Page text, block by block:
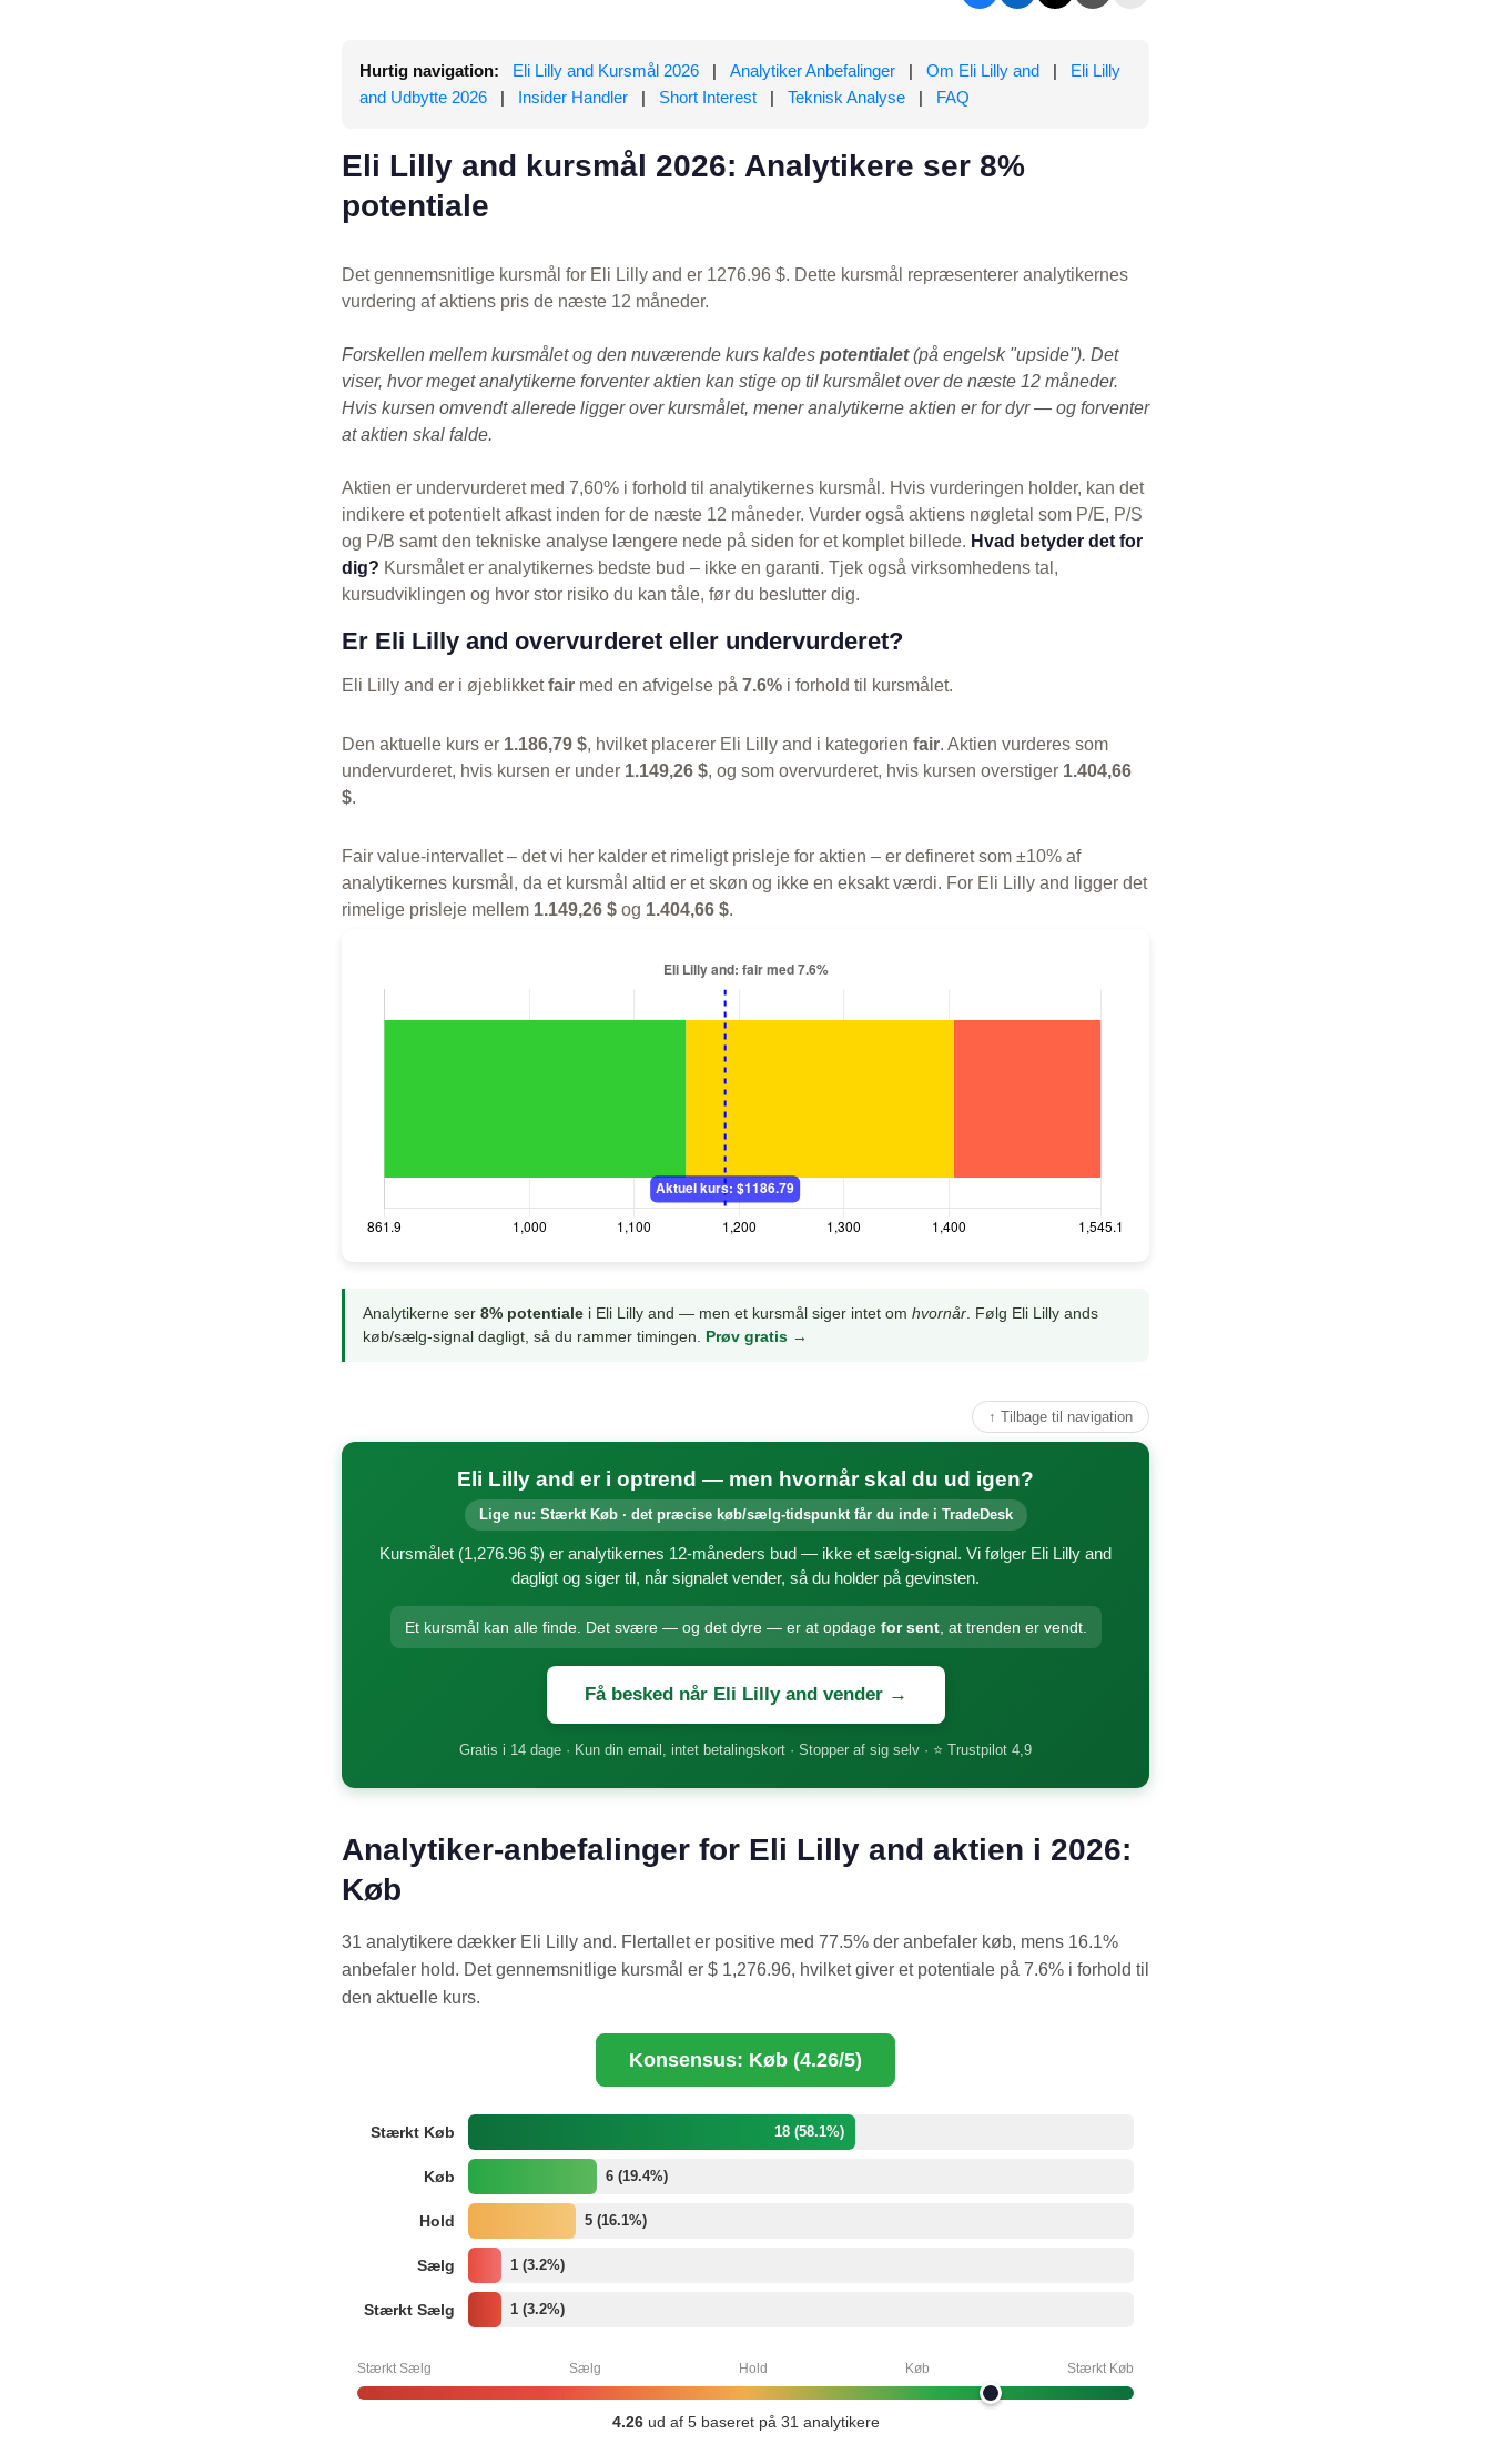
Hurtig navigation: Eli Lilly and Kursmål 2026 | Analytiker Anbefalinger | Om Eli Lilly and |
Eli Lilly
and Udbytte 2026
| Insider Handler | Short Interest | Teknisk Analyse | FAQ
Eli Lilly and kursmål 2026: Analytikere ser 8%
potentiale
Det gennemsnitlige kursmål for Eli Lilly and er 1276.96 $. Dette kursmål repræsenterer analytikernes
vurdering af aktiens pris de næste 12 måneder.
Forskellen mellem kursmålet og den nuværende kurs kaldes potentialet(på engelsk "upside"). Det
viser, hvor meget analytikerne forventer aktien kan stige op til kursmålet over de næste 12 måneder.
Hvis kursen omvendt allerede ligger over kursmålet, mener analytikerne aktien er for dyr — og forventer
at aktien skal falde.
Aktien er undervurderet med 7,60% i forhold til analytikernes kursmål. Hvis vurderingen holder, kan det
indikere et potentielt afkast inden for de næste 12 måneder. Vurder også aktiens nøgletal som P/E, P/S
og P/B samt den tekniske analyse længere nede på siden for et komplet billede. Hvad betyder det for
dig? Kursmålet er analytikernes bedste bud – ikke en garanti. Tjek også virksomhedens tal,
kursudviklingen og hvor stor risiko du kan tåle, før du beslutter dig.
Er Eli Lilly and overvurderet eller undervurderet?
Eli Lilly and er i øjeblikketfair med en afvigelse på 7.6% i forhold til kursmålet.
Den aktuelle kurs er 1.186,79 $, hvilket placerer Eli Lilly and i kategorien fair. Aktien vurderes som
undervurderet, hvis kursen er under 1.149,26 $, og som overvurderet, hvis kursen overstiger 1.404,66
$.
Fair value-intervallet – det vi her kalder et rimeligt prisleje for aktien – er defineret som ±10% af
analytikernes kursmål, da et kursmål altid er et skøn og ikke en eksakt værdi. For Eli Lilly and ligger det
rimelige prisleje mellem 1.149,26 $ og 1.404,66 $.
Analytikerne ser 8% potentiale i Eli Lilly and — men et kursmål siger intet om hvornår . Følg Eli Lilly ands
køb/sælg-signal dagligt, så du rammer timingen. Prøv gratis →
↑ Tilbage til navigation
Eli Lilly and er i optrend — men hvornår skal du ud igen?
Lige nu: Stærkt Køb · det præcise køb/sælg-tidspunkt får du inde i TradeDesk
Kursmålet (1,276.96 $) er analytikernes 12-måneders bud — ikke et sælg-signal. Vi følger Eli Lilly and
dagligt og siger til, når signalet vender, så du holder på gevinsten.
Et kursmål kan alle finde. Det svære — og det dyre — er at opdage for sent, at trenden er vendt.
Få besked når Eli Lilly and vender →
Gratis i 14 dage · Kun din email, intet betalingskort · Stopper af sig selv · ⭐ Trustpilot 4,9
Analytiker-anbefalinger for Eli Lilly and aktien i 2026:
Køb
31 analytikere dækker Eli Lilly and. Flertallet er positive med 77.5% der anbefaler køb, mens 16.1%
anbefaler hold. Det gennemsnitlige kursmål er $ 1,276.96, hvilket giver et potentiale på 7.6% i forhold til
den aktuelle kurs.
Konsensus: Køb (4.26/5)
Stærkt Køb 18 (58.1%)
Køb 6 (19.4%)
Hold 5 (16.1%)
Sælg 1 (3.2%)
Stærkt Sælg 1 (3.2%)
Stærkt Sælg Sælg Hold Køb Stærkt Køb
4.26ud af 5 baseret på 31 analytikere